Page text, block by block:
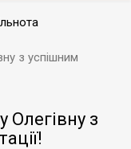
з успішним
з